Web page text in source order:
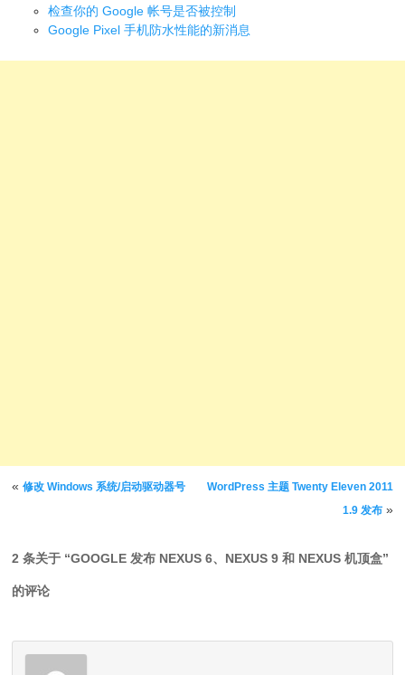
检查你的 Google 帐号是否被控制
Google Pixel 手机防水性能的新消息
文章导航
«修改 Windows 系统/启动驱动器号
WordPress 主题 Twenty Eleven 2011
1.9 发布»
2 条关于 “GOOGLE 发布 NEXUS 6、NEXUS 9 和 NEXUS 机顶盒”
的评论